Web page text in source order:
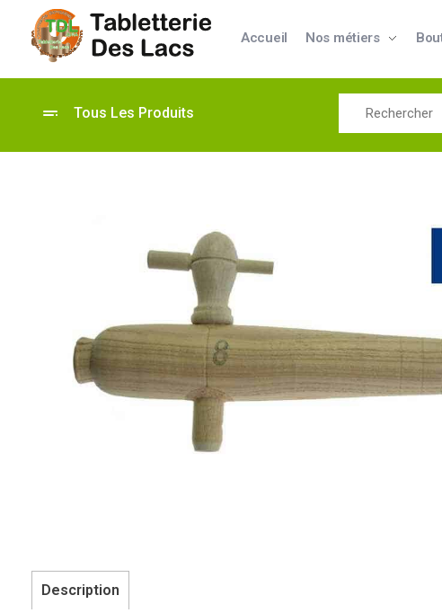
Tabletterie des Lacs
Accueil Nos métiers
Tous Les Produits
Description